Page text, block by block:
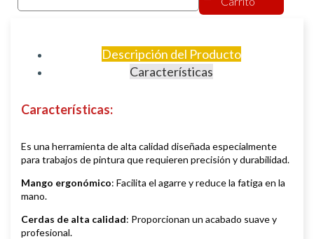
Descripción del Producto
Características
Características:
Es una herramienta de alta calidad diseñada especialmente
para trabajos de pintura que requieren precisión y durabilidad.
Mango ergonómico: Facilita el agarre y reduce la fatiga en la
mano.
Cerdas de alta calidad: Proporcionan un acabado suave y
profesional.